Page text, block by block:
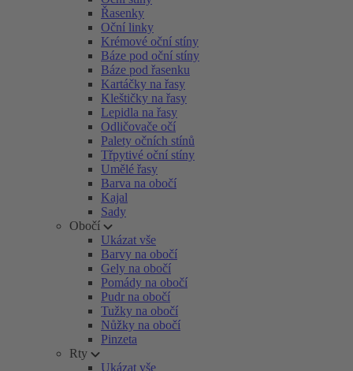
Řasenky
Oční linky
Krémové oční stíny
Báze pod oční stíny
Báze pod řasenku
Kartáčky na řasy
Kleštičky na řasy
Lepidla na řasy
Odličovače očí
Palety očních stínů
Třpytivé oční stíny
Umělé řasy
Barva na obočí
Kajal
Sady
Obočí
Ukázat vše
Barvy na obočí
Gely na obočí
Pomády na obočí
Pudr na obočí
Tužky na obočí
Nůžky na obočí
Pinzeta
Rty
Ukázat vše